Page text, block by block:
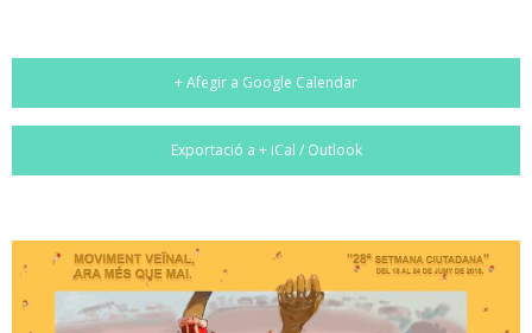
+ Afegir a Google Calendar
Exportació a + iCal / Outlook